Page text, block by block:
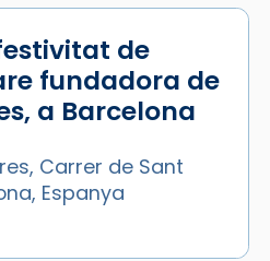
de
fundadora de
a Barcelona
Carrer de Sant
Espanya